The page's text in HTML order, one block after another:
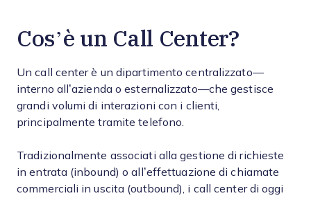
Cos’è un Call Center?
Un call center è un dipartimento centralizzato—
interno all’azienda o esternalizzato—che gestisce
grandi volumi di interazioni con i clienti,
principalmente tramite telefono.
Tradizionalmente associati alla gestione di richieste
in entrata (inbound) o all’effettuazione di chiamate
commerciali in uscita (outbound), i call center di oggi